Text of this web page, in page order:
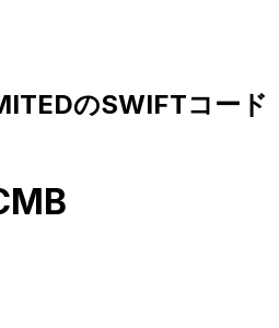
のSWIFTコード